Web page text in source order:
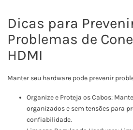
Dicas para
Problemas de
HDMI
Manter seu hardware pode prevenir
Organize e Proteja os Cabos:
organizados e sem tensões para
confiabilidade.